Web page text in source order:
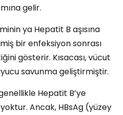
gelir.
ya Hepatit B aşısına
bir enfeksiyon sonrası
gösterir. Kısacası, vücut
savunmageliştirmiştir.
Hepatit B’ye
. Ancak, HBsAg (yüzey